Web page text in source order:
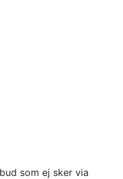
som ej sker via